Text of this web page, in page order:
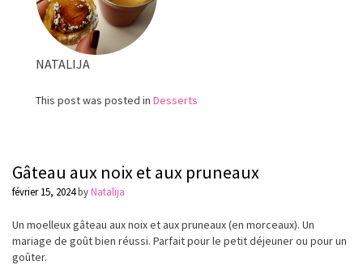
NATALIJA
This post was posted in Desserts
Gâteau aux noix et aux pruneaux
février 15, 2024byNatalija
Un moelleux gâteau aux noix et aux pruneaux (en morceaux). Un
mariage de goûtbien réussi. Parfait pour le petit déjeuner ou pour un
goûter.